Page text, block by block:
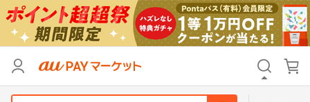
リセット